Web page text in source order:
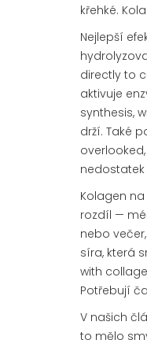
křehké.
Nejlepší
directly to
aktivuje
synthesis,
drží. Také
Kolagen
rozdíl —
nebo
síra, která
with
Potřebují
V našich
to mělo